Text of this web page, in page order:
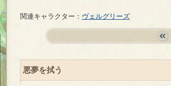
関連キャラクター： ヴェルグリーズ
悪夢を拭う